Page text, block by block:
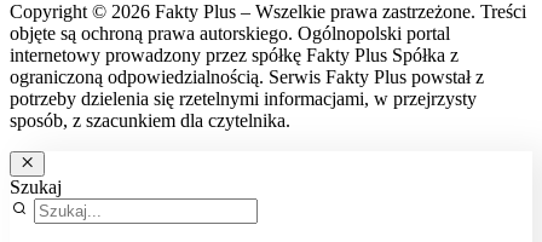
Copyright © 2026 Fakty Plus – Wszelkie prawa zastrzeżone. Treści
objęte są ochroną prawa autorskiego. Ogólnopolski portal
internetowy prowadzony przez spółkę Fakty Plus Spółka z
ograniczoną odpowiedzialnością. Serwis Fakty Plus powstał z
potrzeby dzielenia się rzetelnymi informacjami, w przejrzysty
sposób, z szacunkiem dla czytelnika.
Szukaj